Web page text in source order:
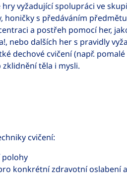
vyžadující spolupráci ve
honičky s předáváním
a postřeh pomocí her,
nebo dalších her s pravidly
dechové cvičení (např.
těla i mysli.
cvičení:
polohy
konkrétní zdravotní oslabení